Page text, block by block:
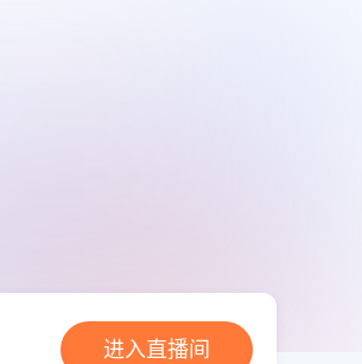
进入直播间